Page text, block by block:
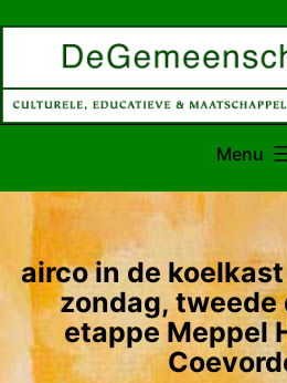
de
inhoud
Menu
airco in de
zondag, tweede
etappe Meppel